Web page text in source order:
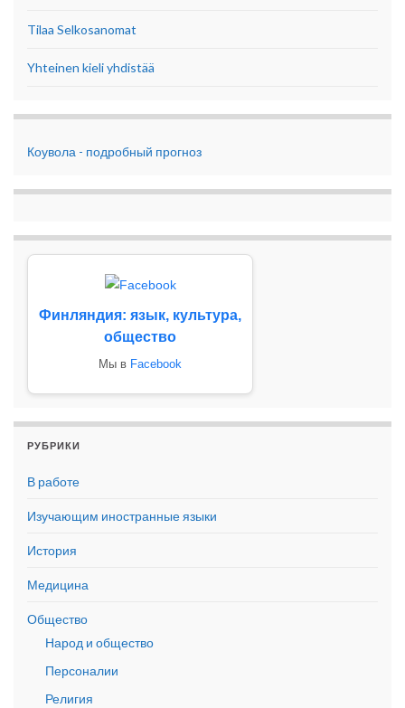
Tilaa Selkosanomat
Yhteinen kieli yhdistää
Коувола - подробный прогноз
Финляндия: язык, культура,
общество
Мы в Facebook
РУБРИКИ
В работе
Изучающим иностранные языки
История
Медицина
Общество
Народ и общество
Персоналии
Религия